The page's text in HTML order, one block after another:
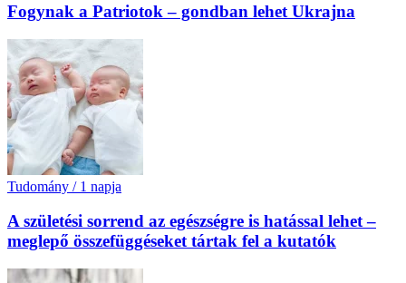
Fogynak a Patriotok – gondban lehet Ukrajna
Tudomány / 1 napja
A születési sorrend az egészségre is hatással lehet –
meglepő összefüggéseket tártak fel a kutatók